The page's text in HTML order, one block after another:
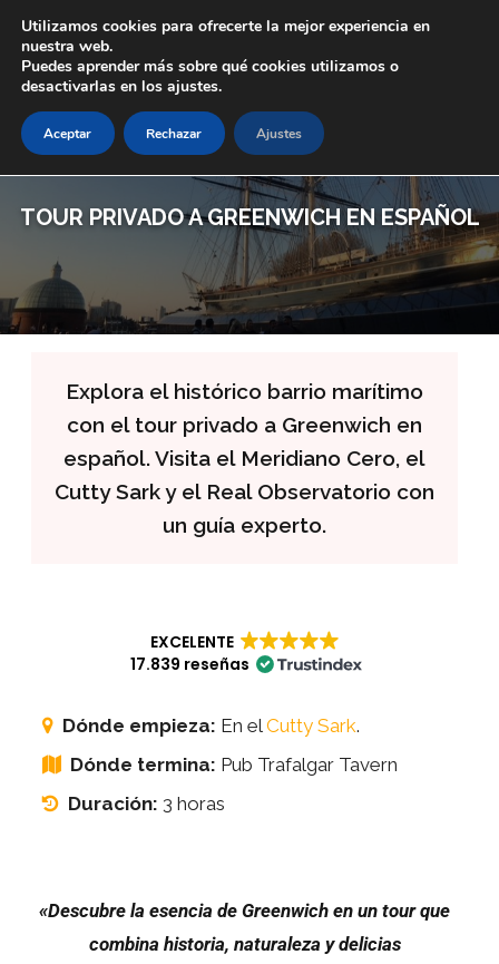
TOUR PRIVADO A GREENWICH EN ESPAÑOL
Explora el histórico barrio marítimo
con el tour privado a Greenwich en
español. Visita el Meridiano Cero, el
Cutty Sark y el Real Observatorio con
un guía experto.
EXCELENTE
17.839 reseñas
Dónde empieza: En elCutty Sark.
Dónde termina: Pub Trafalgar Tavern
Duración: 3 horas
«Descubre la esencia de Greenwich en un tour que
combina historia, naturaleza y delicias
Utilizamos cookies para ofrecerte la mejor experiencia en
nuestra web.
Puedes aprender más sobre qué cookies utilizamos o
desactivarlas en los ajustes.
Aceptar Rechazar Ajustes